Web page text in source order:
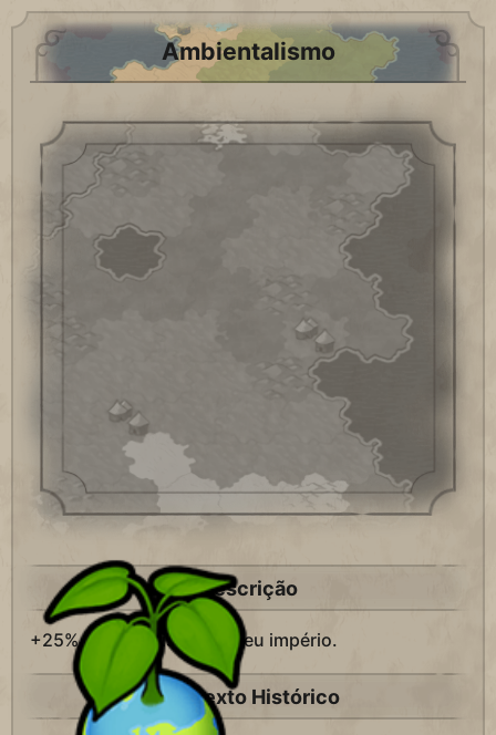
Ambientalismo
Descrição
+25% de turismo no seu império.
Contexto Histórico